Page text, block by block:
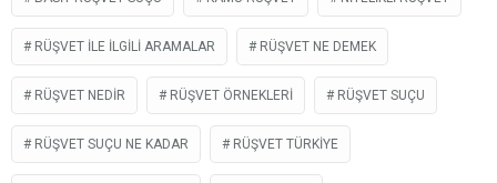
RÜŞVET ILE ILGILI ARAMALAR RÜŞVET NE DEMEK
RÜŞVET NEDIR RÜŞVET ÖRNEKLERI RÜŞVET SUÇU
RÜŞVET SUÇU NE KADAR RÜŞVET TÜRKIYE